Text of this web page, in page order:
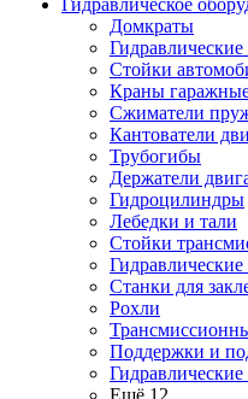
Гидравлическое
Домкраты
Стойки
Краны
Сжиматели
Кантователи
Трубогибы
Держатели
Гидроцилиндры
Лебедки и тали
Стойки
Cтанки для
Рохли
Поддержки и
Гидравлические
Ещё 12